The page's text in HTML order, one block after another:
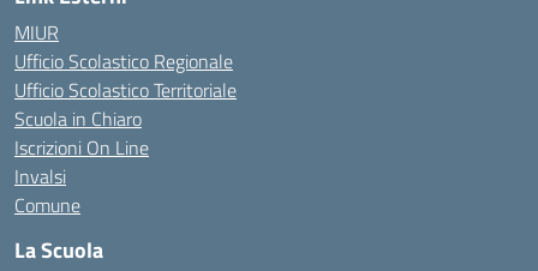
MIUR
Ufficio Scolastico Regionale
Ufficio Scolastico Territoriale
Scuola in Chiaro
Iscrizioni On Line
Invalsi
Comune
La Scuola